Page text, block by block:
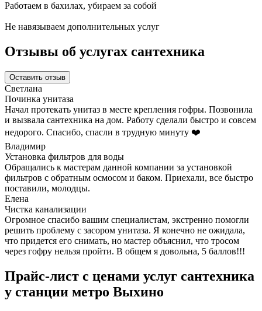
Работаем в бахилах, убираем за собой
Не навязываем дополнительных услуг
Отзывы об услугах сантехника
Оставить отзыв
Светлана
Починка унитаза
Начал протекать унитаз в месте крепления гофры. Позвонила
и вызвала сантехника на дом. Работу сделали быстро и совсем
недорого. Спасибо, спасли в трудную минуту ❤️
Владимир
Установка фильтров для воды
Обращались к мастерам данной компании за установкой
фильтров с обратным осмосом и баком. Приехали, все быстро
поставили, молодцы.
Елена
Чистка канализации
Огромное спасибо вашим специалистам, экстренно помогли
решить проблему с засором унитаза. Я конечно не ожидала,
что придется его снимать, но мастер объяснил, что тросом
через гофру нельзя пройти. В общем я довольна, 5 баллов!!!
Прайс-лист с ценами услуг сантехника
у станции метро Выхино